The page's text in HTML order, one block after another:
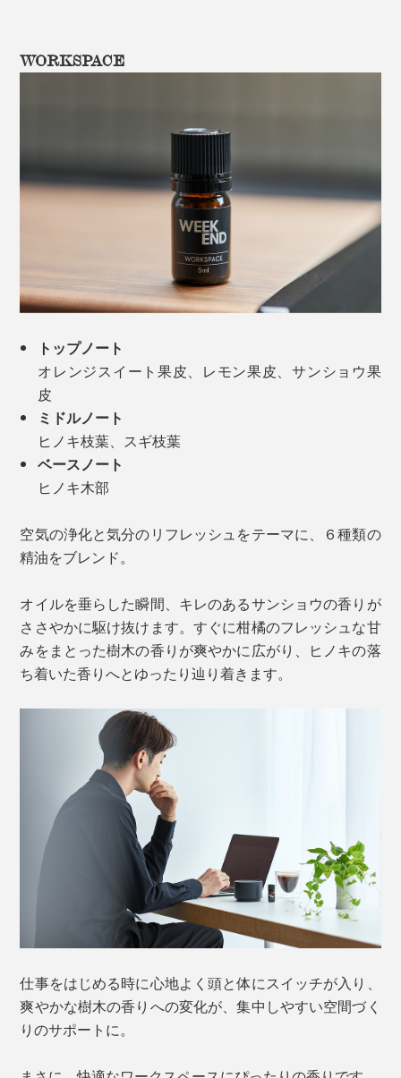
WORKSPACE
トップノート
オレンジスイート果皮、レモン果皮、サンショウ果
皮
ミドルノート
ヒノキ枝葉、スギ枝葉
ベースノート
ヒノキ木部
空気の浄化と気分のリフレッシュをテーマに、６種類の
精油をブレンド。
オイルを垂らした瞬間、キレのあるサンショウの香りが
ささやかに駆け抜けます。すぐに柑橘のフレッシュな甘
みをまとった樹木の香りが爽やかに広がり、ヒノキの落
ち着いた香りへとゆったり辿り着きます。
仕事をはじめる時に心地よく頭と体にスイッチが入り、
爽やかな樹木の香りへの変化が、集中しやすい空間づく
りのサポートに。